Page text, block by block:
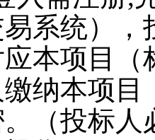
系统）
本项目
纳本项
（投标人